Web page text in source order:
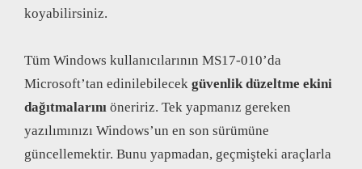
koyabilirsiniz.
Tüm Windows kullanıcılarının MS17-010’da
Microsoft’tan edinilebilecek güvenlik düzeltme ekini
dağıtmalarını öneririz. Tek yapmanız gereken
yazılımınızı Windows’un en son sürümüne
güncellemektir. Bunu yapmadan, geçmişteki araçlarla